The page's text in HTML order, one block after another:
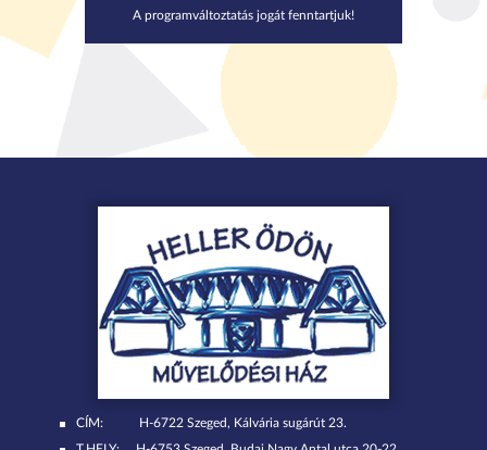
A programváltoztatás jogát fenntartjuk!
CÍM:
H-6722 Szeged, Kálvária sugárút 23.